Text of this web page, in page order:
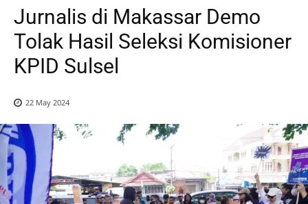
Jurnalis di Makassar Demo
Tolak Hasil Seleksi Komisioner
KPID Sulsel
22 May 2024